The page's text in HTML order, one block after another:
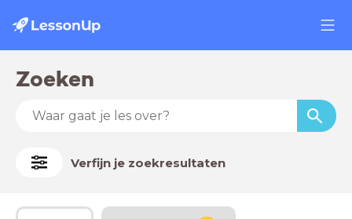
Zoeken
Verfijn je zoekresultaten